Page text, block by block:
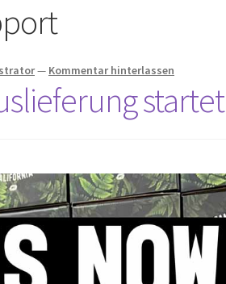
— Kommentar hinterlassen
startet